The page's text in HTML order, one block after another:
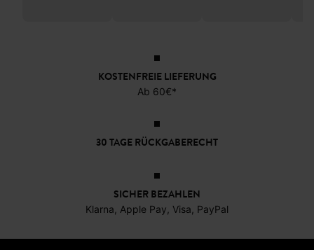
KOSTENFREIE LIEFERUNG
Ab 60€*
30 TAGE RÜCKGABERECHT
SICHER BEZAHLEN
Klarna, Apple Pay, Visa, PayPal